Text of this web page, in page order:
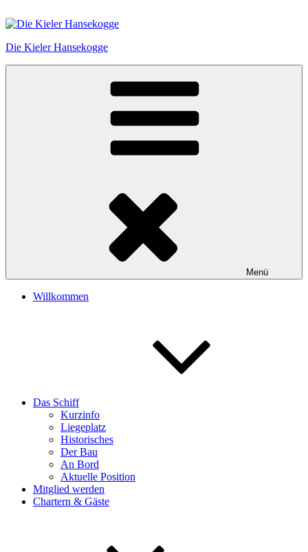
Inhalt
Die Kieler Hansekogge
Menü
Willkommen
Das Schiff
Kurzinfo
Liegeplatz
Historisches
Der Bau
An Bord
Aktuelle Position
Mitglied werden
Chartern & Gäste